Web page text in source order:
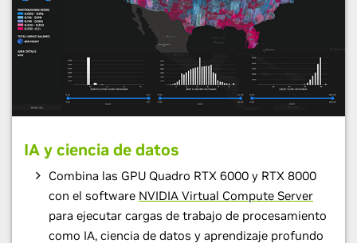
IA y ciencia de datos
Combina las GPU Quadro RTX 6000 y RTX 8000
con el software NVIDIA Virtual Compute Server
para ejecutar cargas de trabajo de procesamiento
como IA, ciencia de datos y aprendizaje profundo